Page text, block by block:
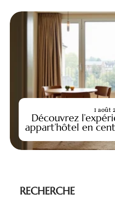
Découvrez
appart’hôtel en
1 août
RECHERCHE